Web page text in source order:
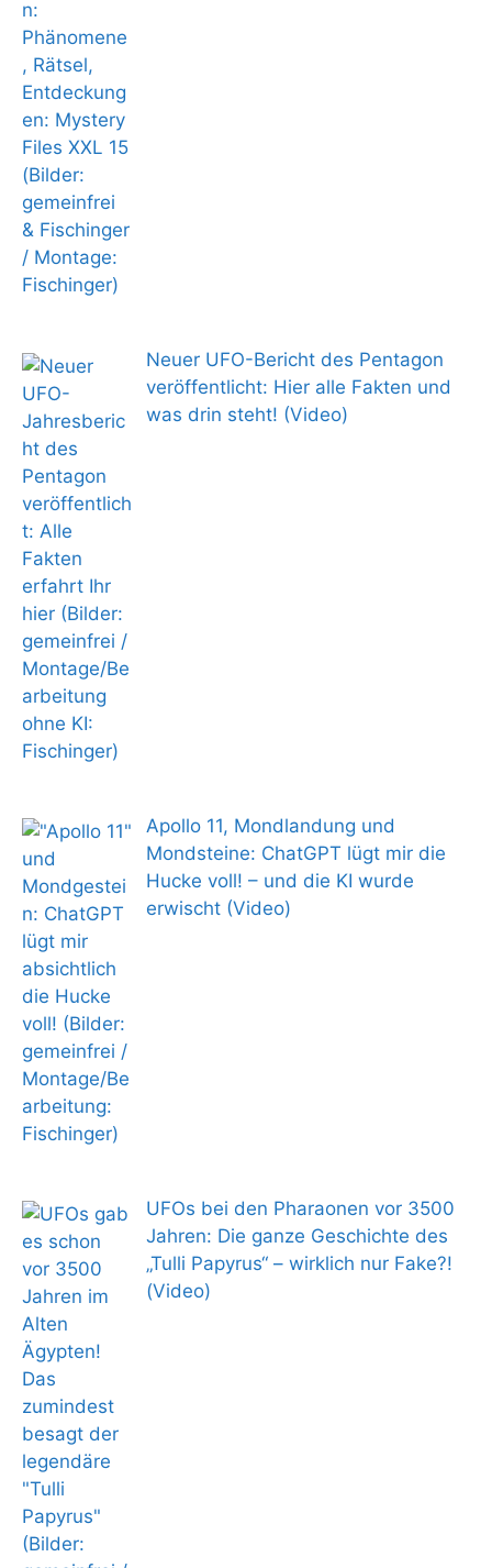
Neuer UFO-Bericht des Pentagon
veröffentlicht: Hier alle Fakten und
was drin steht! (Video)
Apollo 11, Mondlandung und
Mondsteine: ChatGPT lügt mir die
Hucke voll! – und die KI wurde
erwischt (Video)
UFOs bei den Pharaonen vor 3500
Jahren: Die ganze Geschichte des
„Tulli Papyrus“ – wirklich nur Fake?!
(Video)